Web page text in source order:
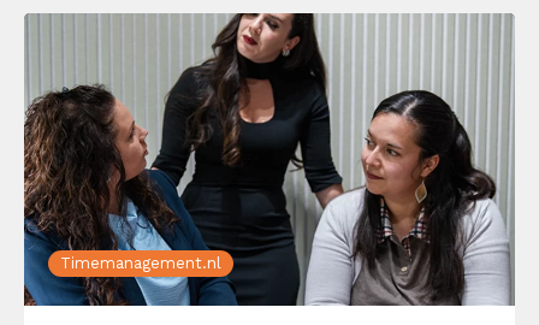
kleurige agenda’s, maar […]
Timemanagement.nl